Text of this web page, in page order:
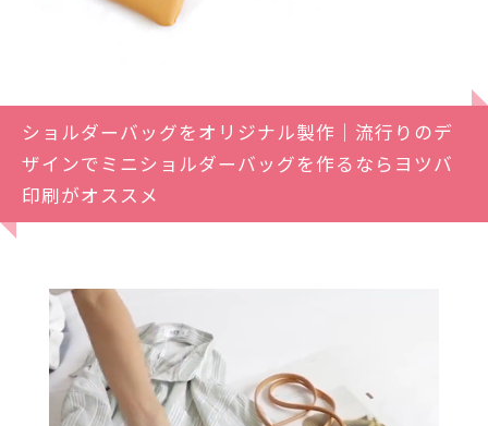
ショルダーバッグをオリジナル製作｜流行りのデ
ザインでミニショルダーバッグを作るならヨツバ
印刷️がオススメ